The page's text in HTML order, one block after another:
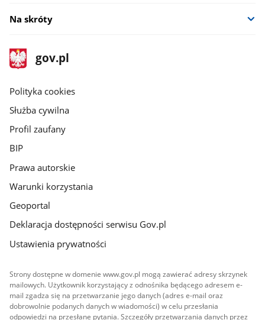
Na skróty
stopka
gov.pl
Strona
gov.pl
gov.pl
Polityka cookies
Służba cywilna
Profil zaufany
BIP
Prawa autorskie
Warunki korzystania
Geoportal
Deklaracja dostępności serwisu Gov.pl
Ustawienia prywatności
Strony dostępne w domenie www.gov.pl mogą zawierać adresy skrzynek
mailowych. Użytkownik korzystający z odnośnika będącego adresem e-
mail zgadza się na przetwarzanie jego danych (adres e-mail oraz
dobrowolnie podanych danych w wiadomości) w celu przesłania
odpowiedzi na przesłane pytania. Szczegóły przetwarzania danych przez